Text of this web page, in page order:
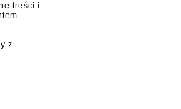
treści i
z